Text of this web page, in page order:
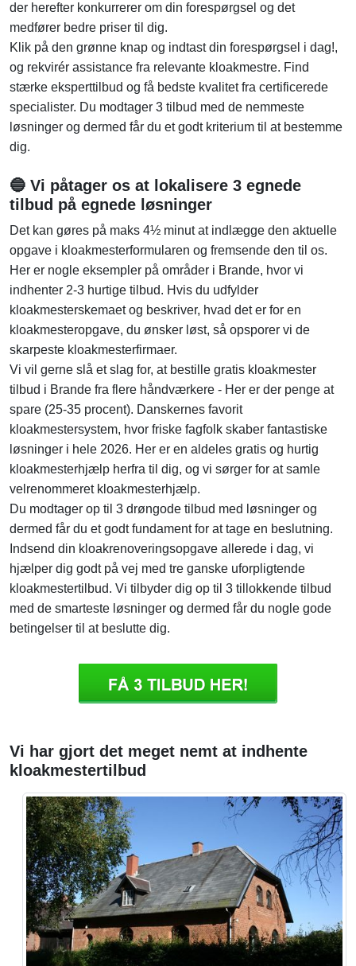
der herefter konkurrerer om din forespørgsel og det
medfører bedre priser til dig.
Klik på den grønne knap og indtast din forespørgsel i dag!,
og rekvirér assistance fra relevante kloakmestre. Find
stærke eksperttilbud og få bedste kvalitet fra certificerede
specialister. Du modtager 3 tilbud med de nemmeste
løsninger og dermed får du et godt kriterium til at bestemme
dig.
🔵 Vi påtager os at lokalisere 3 egnede
tilbud på egnede løsninger
Det kan gøres på maks 4½ minut at indlægge den aktuelle
opgave i kloakmesterformularen og fremsende den til os.
Her er nogle eksempler på områder i Brande, hvor vi
indhenter 2-3 hurtige tilbud. Hvis du udfylder
kloakmesterskemaet og beskriver, hvad det er for en
kloakmesteropgave, du ønsker løst, så opsporer vi de
skarpeste kloakmesterfirmaer.
Vi vil gerne slå et slag for, at bestille gratis kloakmester
tilbud i Brande fra flere håndværkere - Her er der penge at
spare (25-35 procent). Danskernes favorit
kloakmestersystem, hvor friske fagfolk skaber fantastiske
løsninger i hele 2026. Her er en aldeles gratis og hurtig
kloakmesterhjælp herfra til dig, og vi sørger for at samle
velrenommeret kloakmesterhjælp.
Du modtager op til 3 drøngode tilbud med løsninger og
dermed får du et godt fundament for at tage en beslutning.
Indsend din kloakrenoveringsopgave allerede i dag, vi
hjælper dig godt på vej med tre ganske uforpligtende
kloakmestertilbud. Vi tilbyder dig op til 3 tillokkende tilbud
med de smarteste løsninger og dermed får du nogle gode
betingelser til at beslutte dig.
Vi har gjort det meget nemt at indhente
kloakmestertilbud